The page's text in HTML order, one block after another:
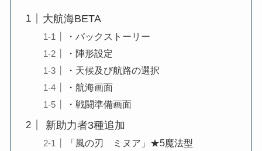
大航海BETA
・バックストーリー
・陣形設定
・天候及び航路の選択
・航海画面
・戦闘準備画面
新助力者3種追加
「風の刃 ミヌア」★5魔法型